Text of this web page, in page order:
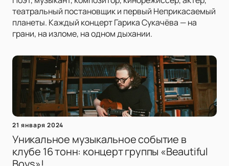
театральный постановщик и первый Неприкасаемый
планеты. Каждый концерт Гарика Сукачёва — на
грани, на изломе, на одном дыхании.
21 января 2024
Уникальное музыкальное событие в
клубе 16 тонн: концерт группы «Beautiful